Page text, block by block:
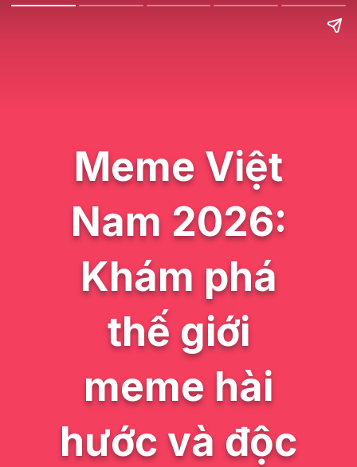
Meme Việt
Nam 2026:
Khám phá
thế giới
meme hài
hước và độc